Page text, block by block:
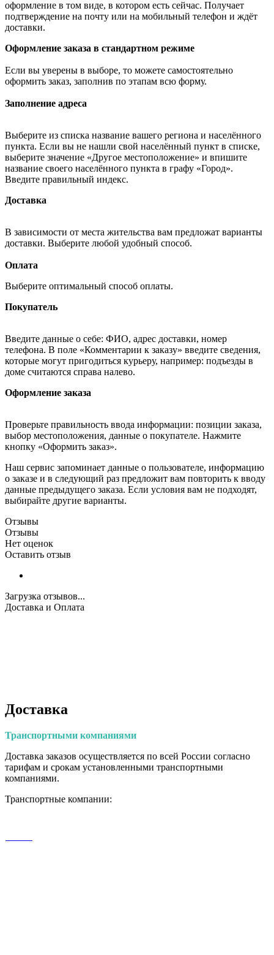
оформление в том виде, в котором есть сейчас. Получает
подтверждение на почту или на мобильный телефон и ждёт
доставки.
Оформление заказа в стандартном режиме
Если вы уверены в выборе, то можете самостоятельно
оформить заказ, заполнив по этапам всю форму.
Заполнение адреса
Выберите из списка название вашего региона и населённого
пункта. Если вы не нашли свой населённый пункт в списке,
выберите значение «Другое местоположение» и впишите
название своего населённого пункта в графу «Город».
Введите правильный индекс.
Доставка
В зависимости от места жительства вам предложат варианты
доставки. Выберите любой удобный способ.
Оплата
Выберите оптимальный способ оплаты.
Покупатель
Введите данные о себе: ФИО, адрес доставки, номер
телефона. В поле «Комментарии к заказу» введите сведения,
которые могут пригодиться курьеру, например: подъезды в
доме считаются справа налево.
Оформление заказа
Проверьте правильность ввода информации: позиции заказа,
выбор местоположения, данные о покупателе. Нажмите
кнопку «Оформить заказ».
Наш сервис запоминает данные о пользователе, информацию
о заказе и в следующий раз предложит вам повторить к вводу
данные предыдущего заказа. Если условия вам не подходят,
выбирайте другие варианты.
Отзывы
Отзывы
Нет оценок
Оставить отзыв
Загрузка отзывов...
Доставка и Оплата
Доставка
Транспортными компаниями
Доставка заказов осуществляется по всей России согласно
тарифам и срокам установленными транспортными
компаниями.
Транспортные компании: